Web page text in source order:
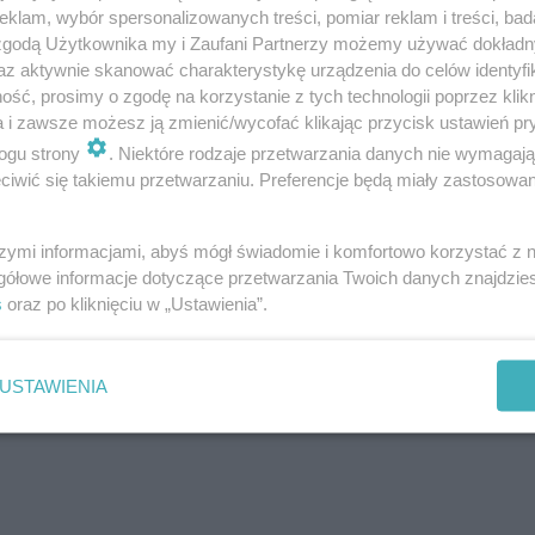
mecz kolejki. Spotkały się w nim zespoły: FC
nie była w stanie przejąć inicjatywy i wynik cały
tego dnia Glinka, która dzięki zwycięstwu 3:2
wybór spersonalizowanych treści, pomiar reklam i treści,
Użytkownika my i Zaufani Partnerzy możemy używać
aktywnie skanować charakterystykę urządzenia do celów
prosimy o zgodę na korzystanie z tych technologii poprzez
i zawsze możesz ją zmienić/wycofać klikając przycisk ustawień
strony
. Niektóre rodzaje przetwarzania danych nie
się takiemu przetwarzaniu. Preferencje będą miały
informacjami, abyś mógł świadomie i komfortowo korzystać z
informacje dotyczące przetwarzania Twoich danych
oraz po kliknięciu w „Ustawienia”.
USTAWIENIA